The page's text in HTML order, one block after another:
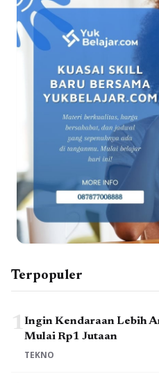
Terpopuler
1Ingin Kendaraan Lebih
Mulai Rp1 Jutaan
TEKNO